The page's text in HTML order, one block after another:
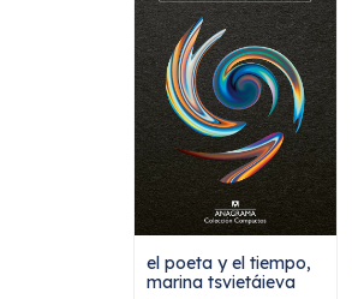
el poeta y el tiempo,
marina tsvietáieva